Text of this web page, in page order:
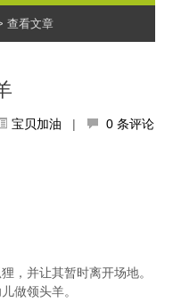
查看文章
宝贝加油 |
0 条评论
，并让其暂时离开场地。
做领头羊。